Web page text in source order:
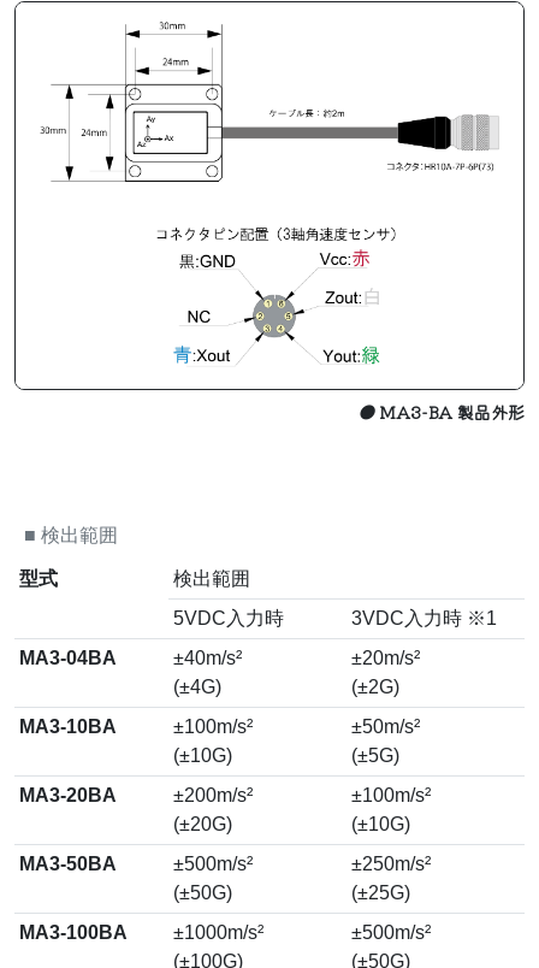
●MA3-BA 製品外形
■ 検出範囲
型式
検出範囲
5VDC入力時
3VDC入力時 ※1
MA3-04BA
±40m/s²
(±4G)
±20m/s²
(±2G)
MA3-10BA
±100m/s²
(±10G)
±50m/s²
(±5G)
MA3-20BA
±200m/s²
(±20G)
±100m/s²
(±10G)
MA3-50BA
±500m/s²
(±50G)
±250m/s²
(±25G)
MA3-100BA
±1000m/s²
(±100G)
±500m/s²
(±50G)